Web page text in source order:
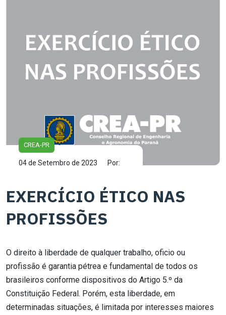
CREA-PR
04 de Setembro de 2023 Por:
EXERCÍCIO ÉTICO NAS
PROFISSÕES
O direito à liberdade de qualquer trabalho, oficio ou
profissão é garantia pétrea e fundamental de todos os
brasileiros conforme dispositivos do Artigo 5.º da
Constituição Federal. Porém, esta liberdade, em
determinadas situações, é limitada por interesses maiores